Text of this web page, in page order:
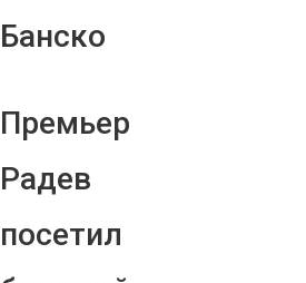
Банско
Премьер
Радев
посетил